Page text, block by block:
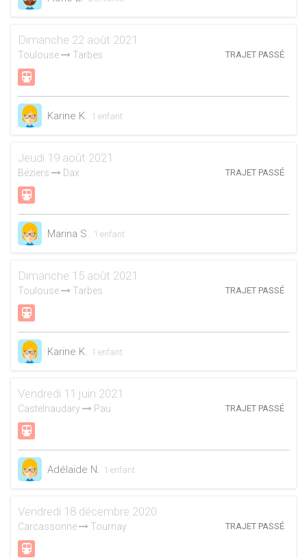
Dimanche 22 août 2021
Toulouse Tarbes TRAJET PASSÉ
Karine K. 1 enfant
Jeudi 19 août 2021
Béziers Dax TRAJET PASSÉ
Marina S. 1 enfant
Dimanche 15 août 2021
Toulouse Tarbes TRAJET PASSÉ
Karine K. 1 enfant
Vendredi 11 juin 2021
Castelnaudary Pau TRAJET PASSÉ
Adélaïde N. 1 enfant
Vendredi 18 décembre 2020
Carcassonne Tournay TRAJET PASSÉ